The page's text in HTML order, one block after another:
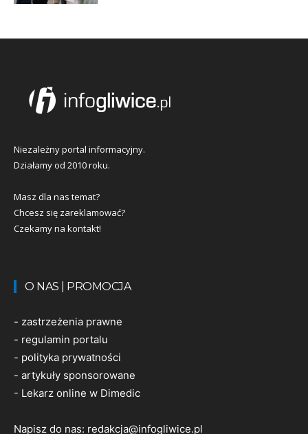
Niezależny portal informacyjny.
Działamy od 2010 roku.
Masz dla nas temat?
Chcesz się zareklamować?
Czekamy na kontakt!
O NAS | PROMOCJA
- zastrzeżenia prawne
- regulamin portalu
- polityka prywatności
- artykuły sponsorowane
- Lekarz online w Dimedic
Napisz do nas: redakcja@infogliwice.pl